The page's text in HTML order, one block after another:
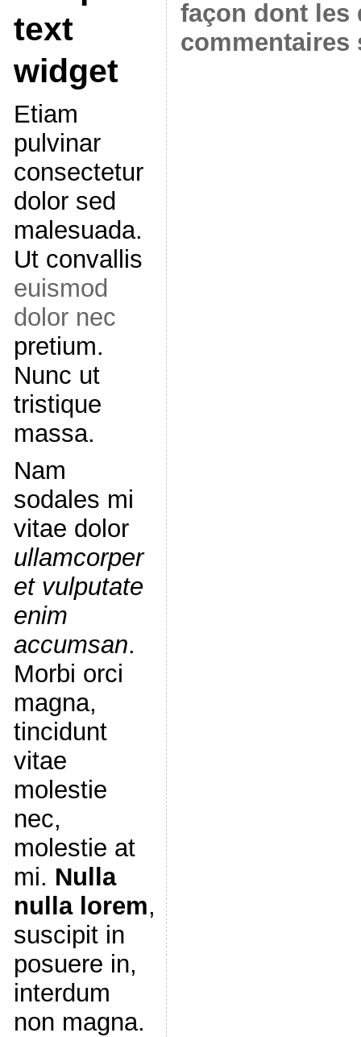
text
widget
Etiam
pulvinar
consectetur
dolor sed
malesuada.
Ut convallis
euismod
dolor nec
pretium.
Nunc ut
tristique
massa.
Nam
sodales mi
vitae dolor
ullamcorper
et vulputate
enim
accumsan.
Morbi orci
magna,
tincidunt
vitae
molestie
nec,
molestie at
mi. Nulla
nulla lorem,
suscipit in
posuere in,
interdum
non magna.
façon dont les
commentaires